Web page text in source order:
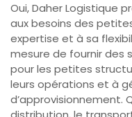
Oui, Daher Logistique
aux besoins des
expertise et à sa
mesure de fournir des
pour les petites
leurs opérations et à
d’approvisionnement.